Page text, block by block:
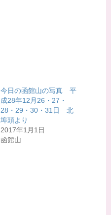
今日の函館山の写真 平
成28年12月26・27・
28・29・30・31日 北
埠頭より
2017年1月1日
函館山